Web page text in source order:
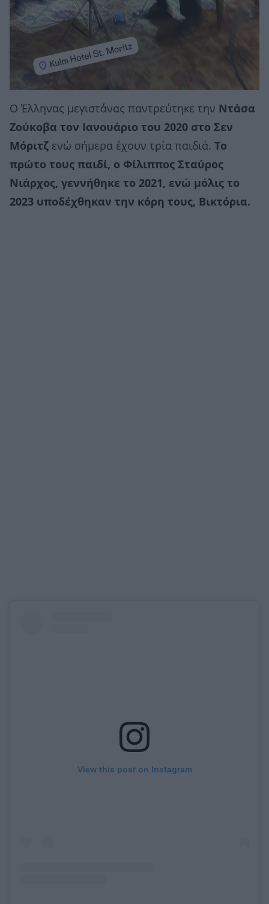
Ο Έλληνας μεγιστάνας παντρεύτηκε την Ντάσα
Ζούκοβα τον Ιανουάριο του 2020 στο Σεν
Μόριτζ ενώ σήμερα έχουν τρία παιδιά. Το
πρώτο τους παιδί, ο Φίλιππος Σταύρος
Νιάρχος, γεννήθηκε το 2021, ενώ μόλις το
2023 υποδέχθηκαν την κόρη τους, Βικτόρια.
View this post on Instagram